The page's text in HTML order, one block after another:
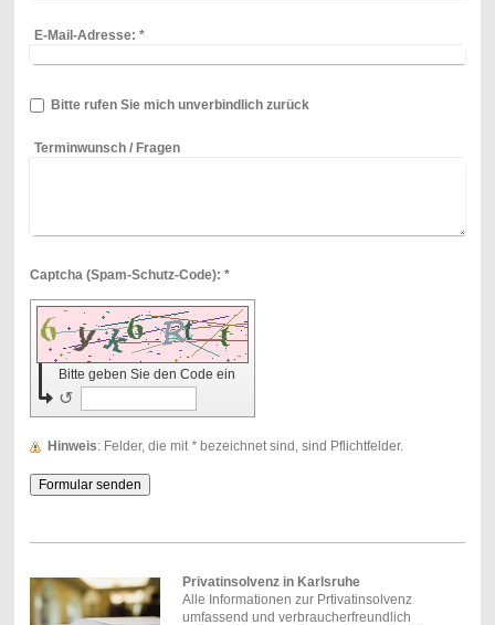
E-Mail-Adresse: *
Bitte rufen Sie mich unverbindlich zurück
Terminwunsch / Fragen
Captcha (Spam-Schutz-Code): *
Bitte geben Sie den Code ein
↺
Hinweis : Felder, die mit *bezeichnet sind, sind Pflichtfelder.
Privatinsolvenz in Karlsruhe
Alle Informationen zur Prtivatinsolvenz
umfassend und verbraucherfreundlich